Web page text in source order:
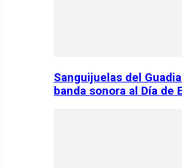
Sanguijuelas del
banda sonora al Día de